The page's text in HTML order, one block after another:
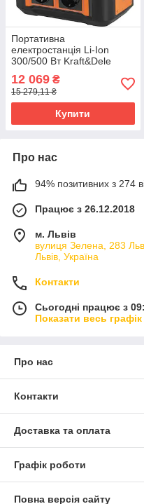
Портативна
електростанція Li-Ion
300/500 Вт Kraft&Dele
для кемпінгу електрична
станція для заряджання
12 069 ₴
15 279,11 ₴
Купити
Про нас
94% позитивних з 274
Працює з 26.12.2018
м. Львів
вулиця Зелена, 283
Львів, Україна
Контакти
Сьогодні працює з
Показати весь
Про нас
Контакти
Доставка та оплата
Графік роботи
Повна версія сайту